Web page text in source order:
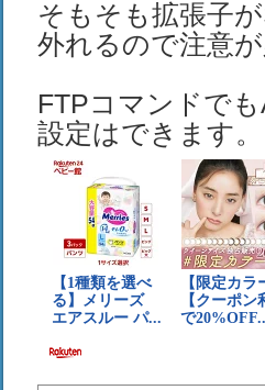
そもそも拡張子
外れるので注意が
FTPコマンドで
設定はできます。